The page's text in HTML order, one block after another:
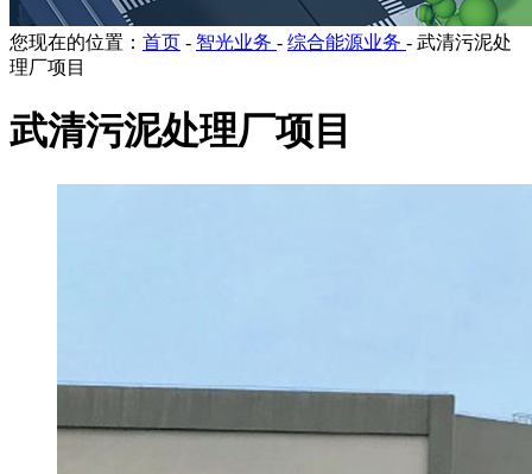
您现在的位置： 首页 - 智光业务 - 综合能源业务 - 武清污泥处
理厂项目
武清污泥处理厂项目